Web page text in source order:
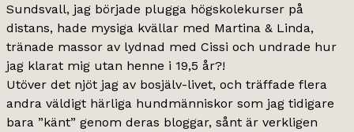
Sundsvall, jag började plugga högskolekurser på
distans, hade mysiga kvällar med Martina & Linda,
tränade massor av lydnad med Cissi och undrade hur
jag klarat mig utan henne i 19,5 år?!
Utöver det njöt jag av bosjälv-livet, och träffade flera
andra väldigt härliga hundmänniskor som jag tidigare
bara ”känt” genom deras bloggar, sånt är verkligen